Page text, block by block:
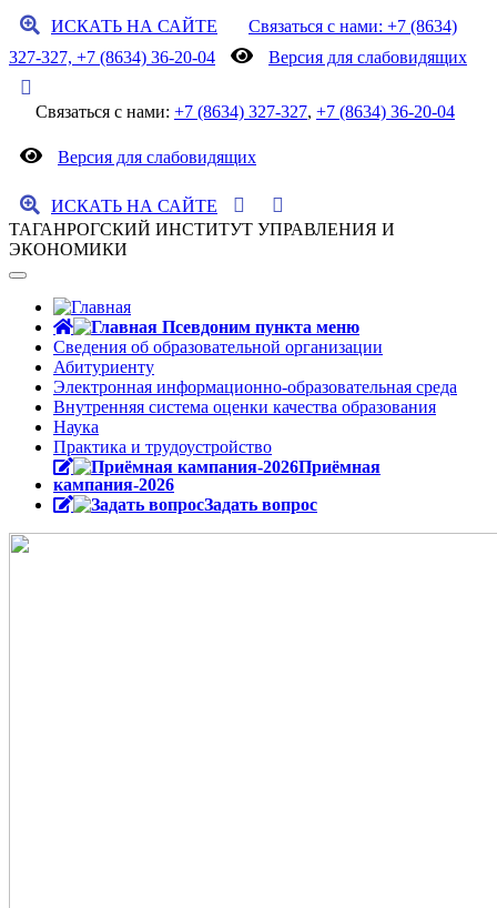
ИСКАТЬ НА САЙТЕ
Связаться с нами: +7 (8634)
327-327, +7 (8634) 36-20-04
Версия для слабовидящих
Связаться с нами: +7 (8634) 327-327, +7 (8634) 36-20-04
Версия для слабовидящих
ИСКАТЬ НА САЙТЕ
ТАГАНРОГСКИЙ ИНСТИТУТ УПРАВЛЕНИЯ И
ЭКОНОМИКИ
Сведения об образовательной организации
Абитуриенту
Электронная информационно-образовательная среда
Внутренняя система оценки качества образования
Наука
Практика и трудоустройство
Приёмная
кампания-2026
Задать вопрос